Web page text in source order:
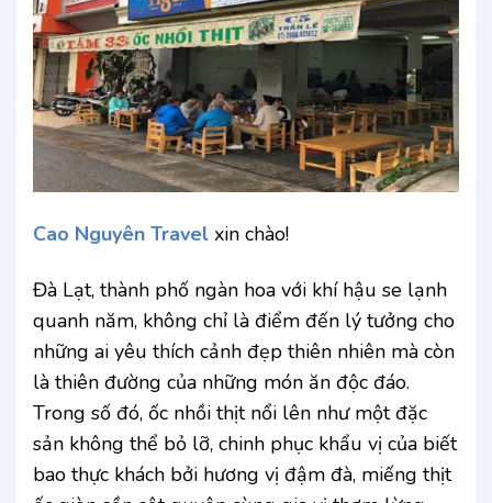
Cao Nguyên Travel xin chào!
Đà Lạt, thành phố ngàn hoa với khí hậu se lạnh
quanh năm, không chỉ là điểm đến lý tưởng cho
những ai yêu thích cảnh đẹp thiên nhiên mà còn
là thiên đường của những món ăn độc đáo.
Trong số đó, ốc nhồi thịt nổi lên như một đặc
sản không thể bỏ lỡ, chinh phục khẩu vị của biết
bao thực khách bởi hương vị đậm đà, miếng thịt